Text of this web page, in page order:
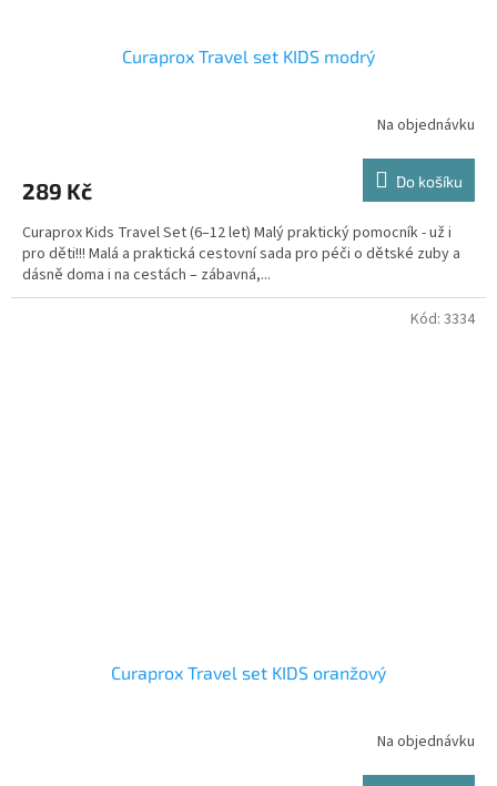
Curaprox Travel set KIDS modrý
Na objednávku
289 Kč Do košíku
Curaprox Kids Travel Set (6–12 let) Malý praktický pomocník - už i
pro děti!!! Malá a praktická cestovní sada pro péči o dětské zuby a
dásně doma i na cestách – zábavná,...
Curaprox Travel set KIDS oranžový
Na objednávku
Kód: 3334